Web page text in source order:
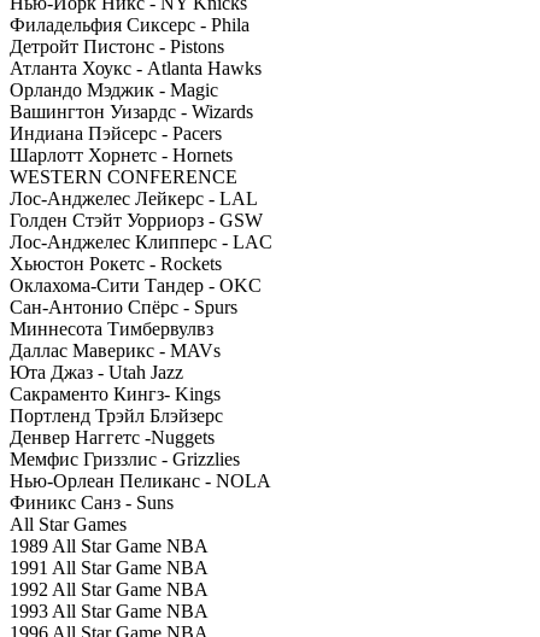
Филадельфия Сиксерс - Phila
Детройт Пистонс - Pistons
Атланта Хоукс - Atlanta Hawks
Орландо Мэджик - Magic
Вашингтон Уизардс - Wizards
Индиана Пэйсерс - Pacers
Шарлотт Хорнетс - Hornets
WESTERN CONFERENCE
Лос-Анджелес Лейкерс - LAL
Голден Стэйт Уорриорз - GSW
Лос-Анджелес Клипперс - LAC
Хьюстон Рокетс - Rockets
Оклахома-Сити Тандер - OKC
Сан-Антонио Спёрс - Spurs
Миннесота Тимбервулвз
Даллас Маверикс - MAVs
Юта Джаз - Utah Jazz
Сакраменто Кингз- Kings
Портленд Трэйл Блэйзерс
Денвер Наггетс -Nuggets
Мемфис Гриззлис - Grizzlies
Нью-Орлеан Пеликанс - NOLA
Финикс Санз - Suns
All Star Games
1989 All Star Game NBA
1991 All Star Game NBA
1992 All Star Game NBA
1993 All Star Game NBA
1996 All Star Game NBA